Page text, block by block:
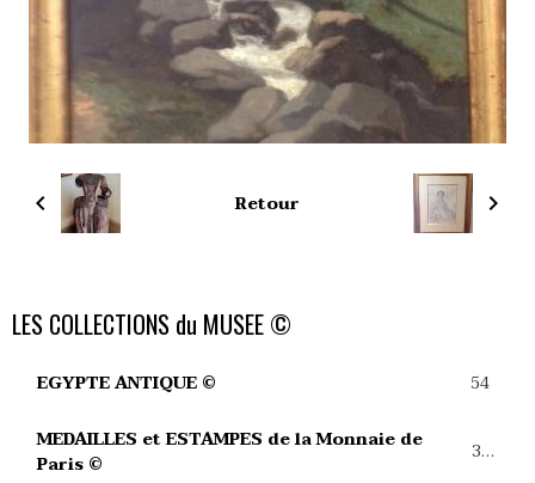
Retour
LES COLLECTIONS du MUSEE ©
EGYPTE ANTIQUE © 54
MEDAILLES et ESTAMPES de la Monnaie de
Paris ©
39